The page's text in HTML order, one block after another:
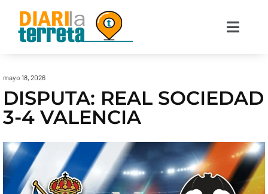
mayo 18, 2026
DISPUTA: REAL SOCIEDAD
3-4 VALENCIA